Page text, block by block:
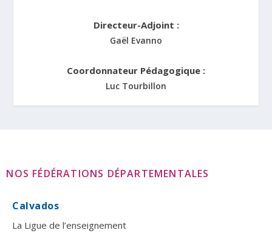
Directeur-Adjoint :
Gaël Evanno
Coordonnateur Pédagogique :
Luc Tourbillon
NOS FÉDÉRATIONS DÉPARTEMENTALES
Calvados
La Ligue de l’enseignement